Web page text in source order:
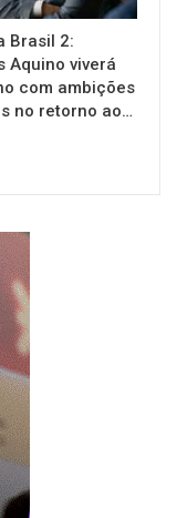
Brasil 2:
Aquino viverá
com ambições
no retorno ao…